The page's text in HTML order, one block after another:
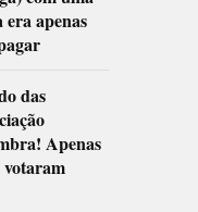
era apenas
das
Apenas
votaram